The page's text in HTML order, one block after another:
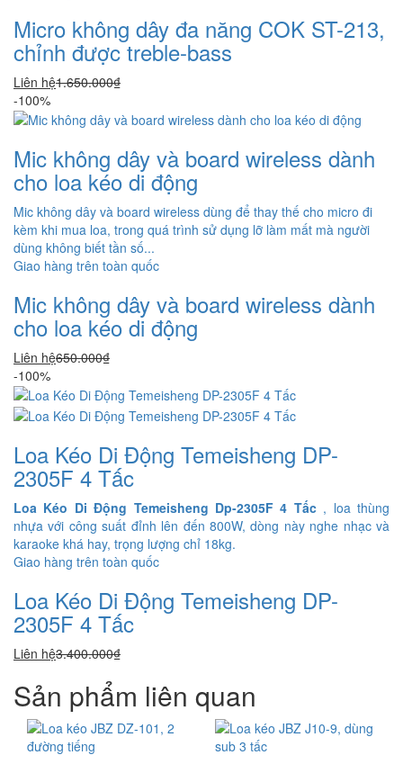
Micro không dây đa năng COK ST-213,
chỉnh được treble-bass
Liên hệ1.650.000₫
-100%
Mic không dây và board wireless dành
cho loa kéo di động
Mic không dây và board wireless dùng để thay thế cho micro đi
kèm khi mua loa, trong quá trình sử dụng lỡ làm mất mà người
dùng không biết tần số...
Giao hàng trên toàn quốc
Mic không dây và board wireless dành
cho loa kéo di động
Liên hệ650.000₫
-100%
Loa Kéo Di Động Temeisheng DP-
2305F 4 Tấc
Loa Kéo Di Động Temeisheng Dp-2305F 4 Tấc, loa thùng
nhựa với công suất đỉnh lên đến 800W, dòng này nghe nhạc và
karaoke khá hay, trọng lượng chỉ 18kg.
Giao hàng trên toàn quốc
Loa Kéo Di Động Temeisheng DP-
2305F 4 Tấc
Liên hệ3.400.000₫
Sản phẩm liên quan